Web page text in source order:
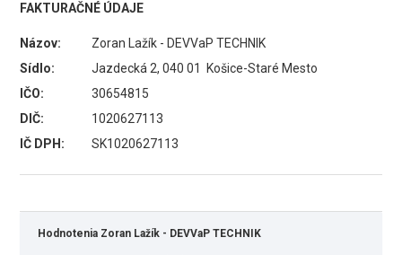
FAKTURAČNÉ ÚDAJE
Názov:
Zoran Lažík - DEVVaP TECHNIK
Sídlo:
Jazdecká 2, 040 01 Košice-Staré Mesto
IČO:
30654815
DIČ:
1020627113
IČ DPH:
SK1020627113
Hodnotenia Zoran Lažík - DEVVaP TECHNIK